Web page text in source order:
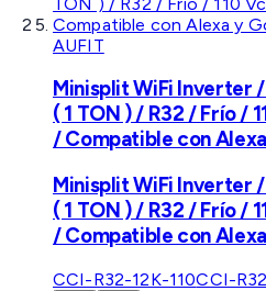
AUFIT
Minisplit WiFi Inverter
( 1 TON ) / R32 / Frío /
/ Compatible con
Minisplit WiFi Inverter
( 1 TON ) / R32 / Frío /
/ Compatible con
CCI-R32-12K-110CCI-